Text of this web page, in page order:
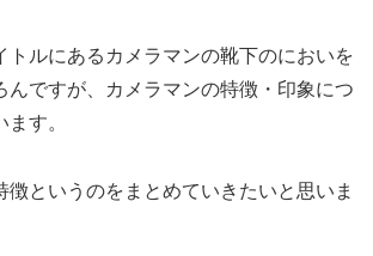
トルにあるカメラマンの靴下のにおいを
んですが、カメラマンの特徴・印象につ
す。
徴というのをまとめていきたいと思いま